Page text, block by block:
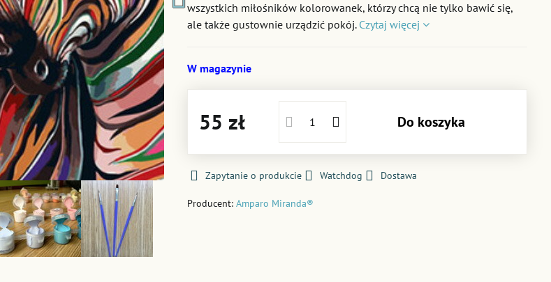
wszystkich miłośników kolorowanek, którzy chcą nie tylko bawić się,
ale także gustownie urządzić pokój. Czytaj więcej
W magazynie
55 zł Do koszyka
Zapytanie o produkcie Watchdog Dostawa
Producent:Amparo Miranda®